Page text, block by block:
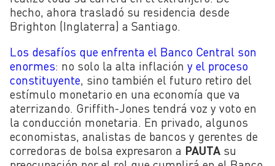
hecho, ahora trasladó su residencia desde
Brighton (Inglaterra) a Santiago.
Los desafíos que enfrenta el Banco Central son
enormes: no solo la alta inflación y el proceso
constituyente, sino también el futuro retiro del
estímulo monetario en una economía que va
aterrizando. Griffith-Jones tendrá voz y voto en
la conducción monetaria. En privado, algunos
economistas, analistas de bancos y gerentes de
corredoras de bolsa expresaron a PAUTA su